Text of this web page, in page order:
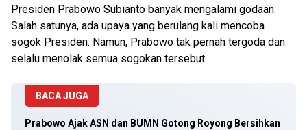
Presiden Prabowo Subianto banyak mengalami godaan.
Salah satunya, ada upaya yang berulang kali mencoba
sogok Presiden. Namun, Prabowo tak pernah tergoda dan
selalu menolak semua sogokan tersebut.
BACA JUGA
Prabowo Ajak ASN dan BUMN Gotong Royong Bersihkan